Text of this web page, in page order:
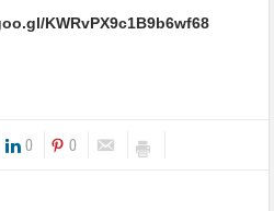
KWRvPX9c1B9b6wf68
0 0